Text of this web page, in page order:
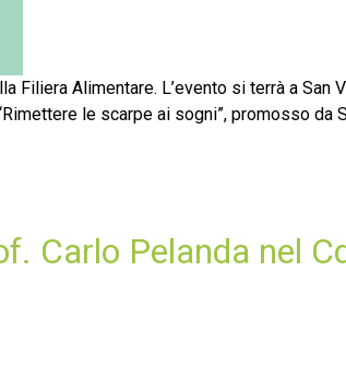
Alimentare. L’evento si terrà a
le scarpe ai sogni”, promosso da
Carlo Pelanda nel